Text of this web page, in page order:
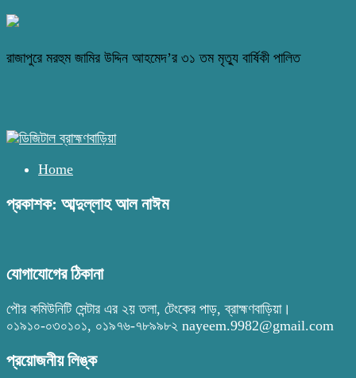
রাজাপুরে মরহুম জামির উদ্দিন আহমেদ’র ৩১ তম মৃত্যু বার্ষিকী পালিত
Home
প্রকাশক: আব্দুল্লাহ আল নাঈম
যোগাযোগের ঠিকানা
পৌর কমিউনিটি সেন্টার এর ২য় তলা, টেংকের পাড়, ব্রাহ্মণবাড়িয়া।
০১৯১০-০৩০১০১, ০১৯৭৬-৭৮৯৯৮২ nayeem.9982@gmail.com
প্রয়োজনীয় লিঙ্ক